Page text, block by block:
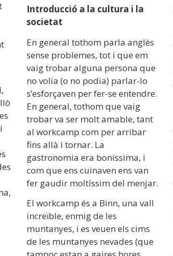
Introducció a la cultura i la
societat
En general tothom parla anglès
sense problemes, tot i que em
vaig trobar alguna persona que
no volia (o no podia) parlar-lo
s’esforçaven per fer-se entendre.
En general, tothom que vaig
trobar va ser molt amable, tant
al workcamp com per arribar
fins allà i tornar. La
gastronomia era boníssima, i
com que ens cuinaven ens van
fer gaudir moltíssim del menjar.
El workcamp és a Binn, una vall
increïble, enmig de les
muntanyes, i es veuen els cims
de les muntanyes nevades (que